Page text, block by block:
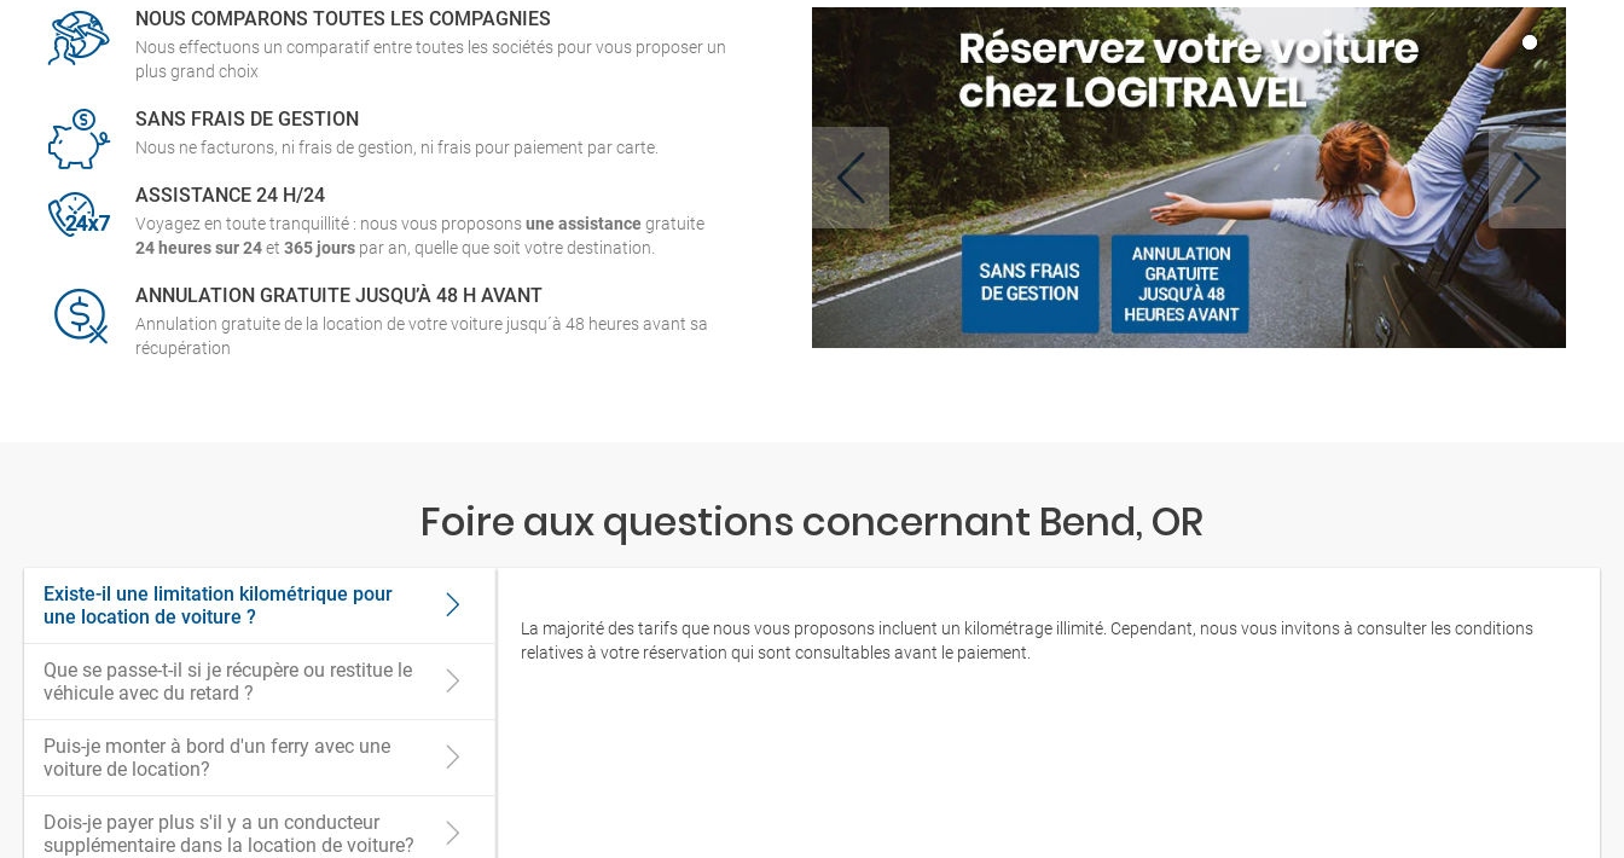
NOUS COMPARONS TOUTES LES COMPAGNIES
Nous effectuons un comparatif entre toutes les sociétés pour vous proposer un
plus grand choix
SANS FRAIS DE GESTION
Nous ne facturons, ni frais de gestion, ni frais pour paiement par carte.
ASSISTANCE 24 H/24
Voyagez en toute tranquillité : nous vous proposonsune assistancegratuite
24 heures sur 24et 365 jours par an, quelle que soit votre destination.
ANNULATION GRATUITE JUSQU’À 48 H AVANT
Annulation gratuite de la location de votre voiture jusqu´à 48 heures avant sa
récupération
Foire aux questions concernant Bend, OR
Existe-il une limitation kilométrique pour
une location de voiture ?
Que se passe-t-il si je récupère ou restitue le
véhicule avec du retard ?
Puis-je monter à bord d'un ferry avec une
voiture de location?
Dois-je payer plus s'il y a un conducteur
supplémentaire dans la location de voiture?
La majorité des tarifs que nous vous proposons incluent un kilométrage illimité. Cependant, nous vous invitons à consulter les conditions
relatives à votre réservation qui sont consultables avant le paiement.